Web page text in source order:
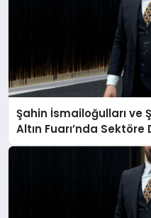
Şahin İsmailoğulları ve
Altın Fuarı’nda